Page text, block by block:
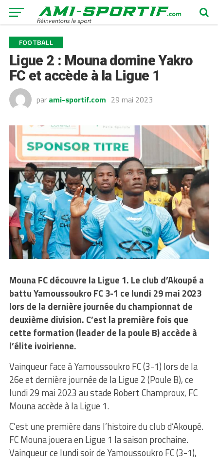
FOOTBALL
Ligue 2 : Mouna domine Yakro
FC et accède à la Ligue 1
par ami-sportif.com 29 mai 2023
Mouna FC découvre la Ligue 1. Le club d’Akoupé a
battu Yamoussoukro FC 3-1 ce lundi 29 mai 2023
lors de la dernière journée du championnat de
deuxième division. C’est la première fois que
cette formation (leader de la poule B) accède à
l’élite ivoirienne.
Vainqueur face à Yamoussoukro FC (3-1) lors de la
26e et dernière journée de la Ligue 2 (Poule B), ce
lundi 29 mai 2023 au stade Robert Champroux, FC
Mouna accède à la Ligue 1.
C’est une première dans l’histoire du club d’Akoupé.
FC Mouna jouera en Ligue 1 la saison prochaine.
Vainqueur ce lundi soir de Yamoussoukro FC (3-1),